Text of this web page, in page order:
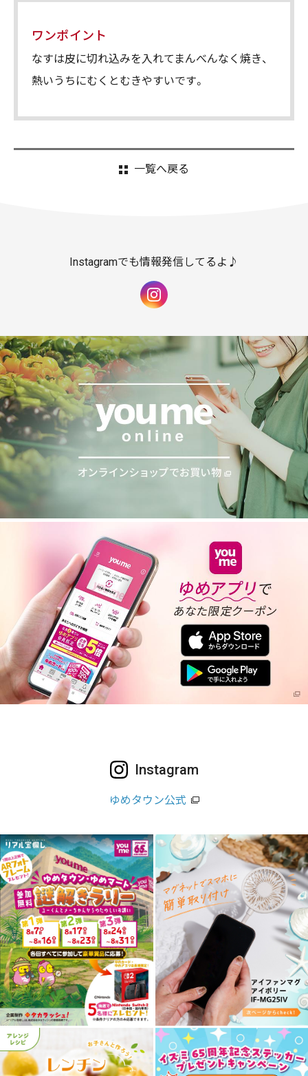
ワンポイント
なすは皮に切れ込みを入れてまんべんなく焼き、
熱いうちにむくとむきやすいです。
一覧へ戻る
Instagramでも情報発信してるよ♪
Instagram
ゆめタウン公式